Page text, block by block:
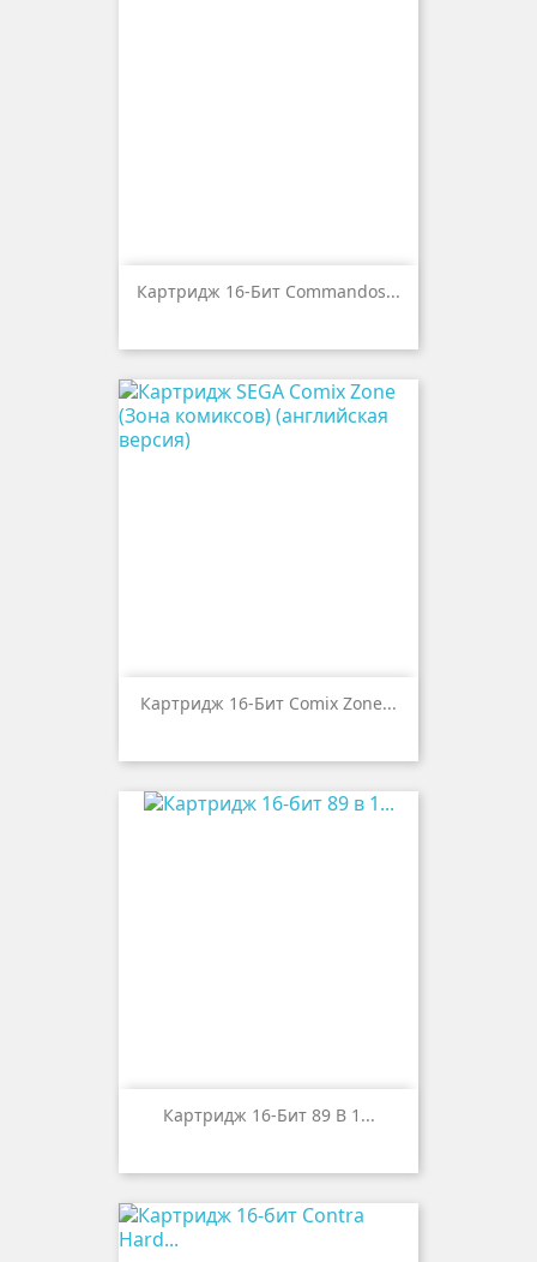
Картридж 16-Бит Commandos...
Картридж 16-Бит Comix Zone...
Картридж 16-Бит 89 В 1...